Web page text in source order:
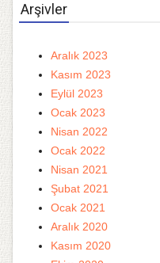
Arşivler
Aralık 2023
Kasım 2023
Eylül 2023
Ocak 2023
Nisan 2022
Ocak 2022
Nisan 2021
Şubat 2021
Ocak 2021
Aralık 2020
Kasım 2020